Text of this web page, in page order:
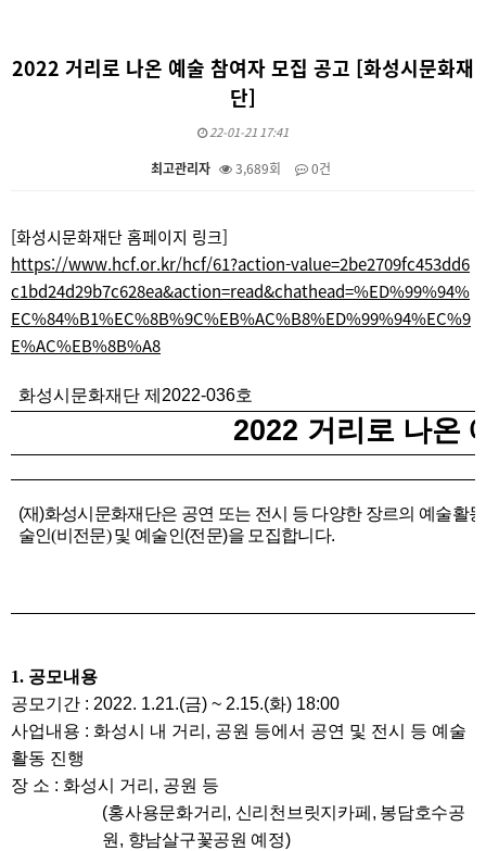
2022 거리로 나온 예술 참여자 모집 공고 [화성시문화재
단]
22-01-21 17:41
최고관리자 3,689회 0건
[화성시문화재단 홈페이지 링크]
https://www.hcf.or.kr/hcf/61?action-value=2be2709fc453dd6
c1bd24d29b7c628ea&action=read&chathead=%ED%99%94%
EC%84%B1%EC%8B%9C%EB%AC%B8%ED%99%94%EC%9
E%AC%EB%8B%A8
화성시문화재단 제 2022-036호
2022 거리로 나온
(재)화성시문화재단은 공연 또는 전시 등 다양한 장르의 예술활
술인(비전문) 및 예술인(전문)을 모집합니다.
1. 공모내용
공모기간 : 2022. 1.21.(금) ~ 2.15.(화) 18:00
사업내용 : 화성시 내 거리 , 공원 등에서 공연 및 전시 등 예술
활동 진행
장 소 : 화성시 거리 , 공원 등
(홍사용문화거리 , 신리천브릿지카페 , 봉담호수공
원 , 향남살구꽃공원 예정)